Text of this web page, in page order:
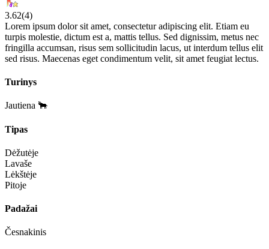
3.62(4)
Lorem ipsum dolor sit amet, consectetur adipiscing elit. Etiam eu
turpis molestie, dictum est a, mattis tellus. Sed dignissim, metus nec
fringilla accumsan, risus sem sollicitudin lacus, ut interdum tellus elit
sed risus. Maecenas eget condimentum velit, sit amet feugiat lectus.
Turinys
Jautiena 🐂
Tipas
Dėžutėje
Lavaše
Lėkštėje
Pitoje
Padažai
Česnakinis